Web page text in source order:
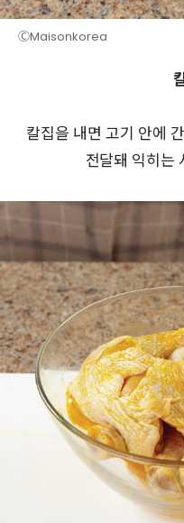
ⒸMaisonkorea
칼집을 내면 고기 안에
전달돼 익히는